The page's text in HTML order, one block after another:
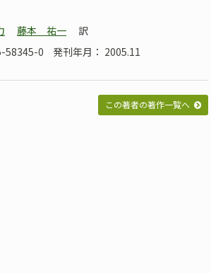
藤本 祐一
訳
58345-0
発刊年月： 2005.11
この著者の著作一覧へ